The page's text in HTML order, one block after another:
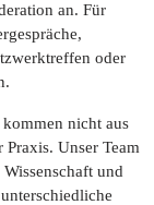
an. Für
oder
nicht aus
Unser Team
und